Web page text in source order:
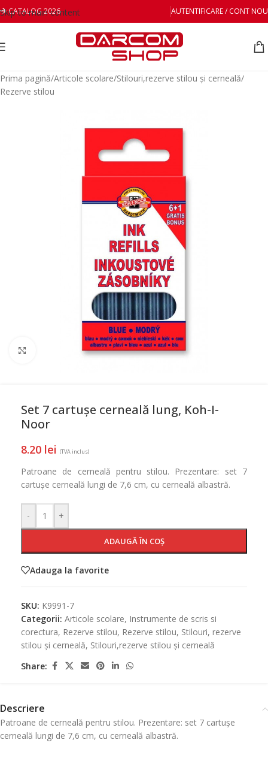
Skip to main content
CATALOG 2026 AUTENTIFICARE / CONT NOU
Prima pagină/Articole scolare/Stilouri,rezerve stilou și cerneală/
Rezerve stilou
Set 7 cartușe cerneală lung, Koh-I-
Noor
8.20 lei (TVA inclus)
Patroane de cerneală pentru stilou. Prezentare: set 7
cartușe cerneală lungi de 7,6 cm, cu cerneală albastră.
- +
ADAUGĂ ÎN COȘ
Adauga la favorite
SKU: K9991-7
Categorii: Articole scolare, Instrumente de scris si
corectura, Rezerve stilou, Rezerve stilou, Stilouri, rezerve
stilou și cerneală, Stilouri,rezerve stilou și cerneală
Share:
Descriere
Patroane de cerneală pentru stilou. Prezentare: set 7 cartușe
cerneală lungi de 7,6 cm, cu cerneală albastră.